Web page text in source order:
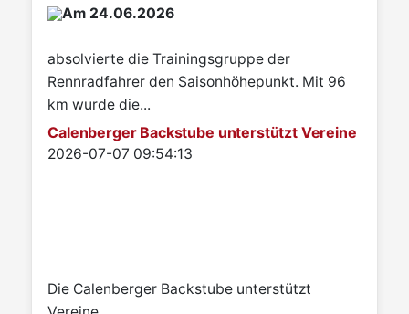
Am 24.06.2026
absolvierte die Trainingsgruppe der
Rennradfahrer den Saisonhöhepunkt. Mit 96
km wurde die...
Calenberger Backstube unterstützt Vereine
Details
2026-07-07 09:54:13
Die Calenberger Backstube unterstützt